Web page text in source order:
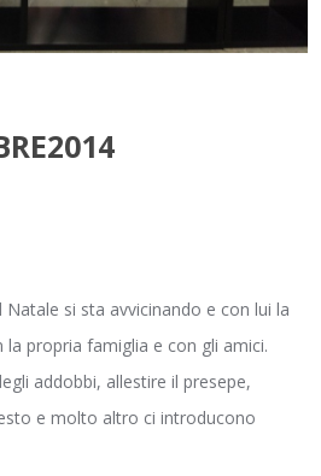
Natale si sta avvicinando e con lui la
propria famiglia e con gli amici.
addobbi, allestire il presepe,
e molto altro ci introducono